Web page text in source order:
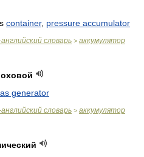
container, pressure accumulator
словарь > аккумулятор
generator
словарь > аккумулятор